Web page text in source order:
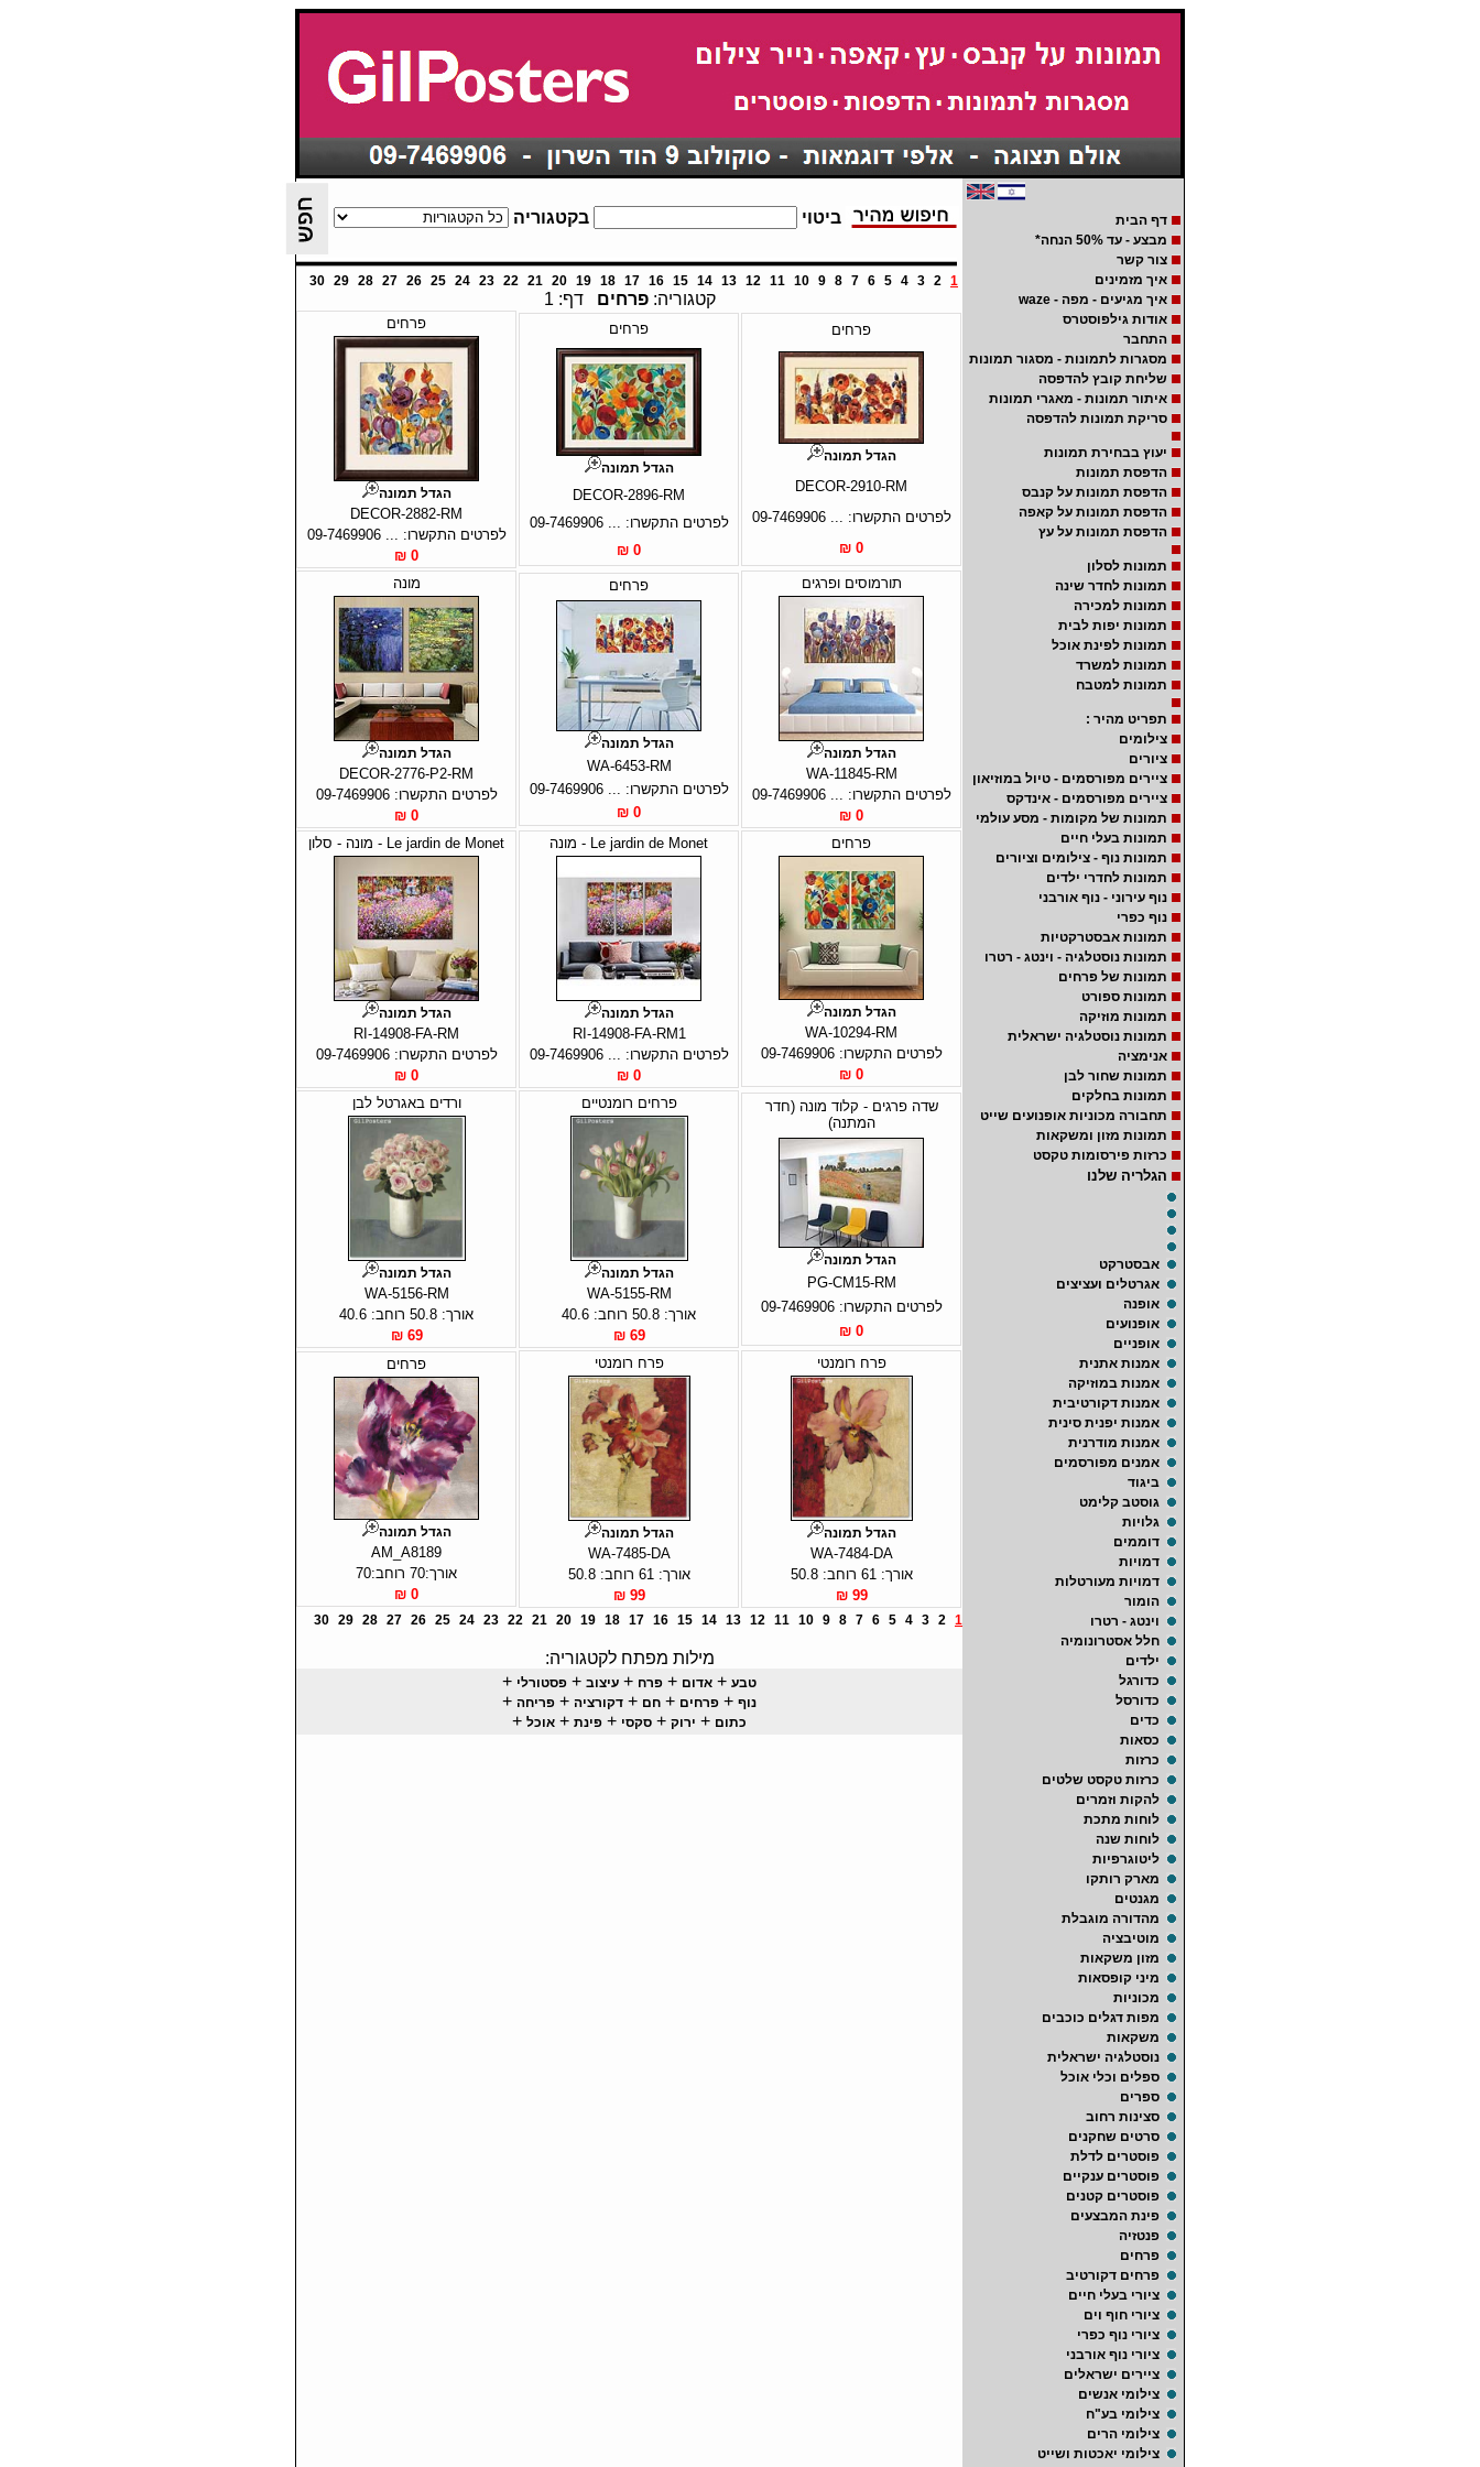
דף הבית
מבצע - עד 50% הנחה*
צור קשר
איך מזמינים
איך מגיעים - מפה - waze
אודות גילפוסטרס
התחבר
מסגרות לתמונות - מסגור תמונות
שליחת קובץ להדפסה
איתור תמונות - מאגרי תמונות
סריקת תמונות להדפסה
יעוץ בבחירת תמונות
הדפסת תמונות
הדפסת תמונות על קנבס
הדפסת תמונות על קאפה
הדפסת תמונות על עץ
תמונות לסלון
תמונות לחדר שינה
תמונות למכירה
תמונות יפות לבית
תמונות לפינת אוכל
תמונות למשרד
תמונות למטבח
תפריט מהיר :
צילומים
ציורים
ציירים מפורסמים - טיול במוזיאון
ציירים מפורסמים - אינדקס
תמונות של מקומות - מסע עולמי
תמונות בעלי חיים
תמונות נוף - צילומים וציורים
תמונות לחדרי ילדים
נוף עירוני - נוף אורבני
נוף כפרי
תמונות אבסטרקטיות
תמונות נוסטלגיה - וינטג - רטרו
תמונות של פרחים
תמונות ספורט
תמונות מוזיקה
תמונות נוסטלגיה ישראלית
אנימציה
תמונות שחור לבן
תמונות בחלקים
תחבורה מכוניות אופנועים שייט
תמונות מזון ומשקאות
כרזות פירסומות טקסט
הגלריה שלנו
אבסטרקט
אגרטלים ועציצים
אופנה
אופנועים
אופניים
אמנות אתנית
אמנות במוזיקה
אמנות דקורטיבית
אמנות יפנית סינית
אמנות מודרנית
אמנים מפורסמים
ביגוד
גוסטב קלימט
גלויות
דוממים
דמויות
דמויות מעורטלות
הומור
וינטג - רטרו
חלל אסטרונומיה
ילדים
כדורגל
כדורסל
כדים
כסאות
כרזות
כרזות טקסט שלטים
להקות וזמרים
לוחות מתכת
לוחות שנה
ליטוגרפיות
מארק רותקו
מגנטים
מהדורה מוגבלת
מוטיבציה
מזון משקאות
מיני קופסאות
מכוניות
מפות דגלים כוכבים
משקאות
נוסטלגיה ישראלית
ספלים וכלי אוכל
ספרים
סצינות רחוב
סרטים שחקנים
פוסטרים לדלת
פוסטרים ענקיים
פוסטרים קטנים
פינת המבצעים
פנטזיה
פרחים
פרחים דקורטיב
ציורי בעלי חיים
ציורי חוף וים
ציורי נוף כפרי
ציורי נוף אורבני
ציירים ישראלים
צילומי אנשים
צילומי בע"ח
צילומי הרים
צילומי יאכטות ושייט
ביטוי בקטגוריה
1
2
3
4
5
6
7
8
9
10
11
12
13
14
15
16
17
18
19
20
21
22
23
24
25
26
27
28
29
30
קטגוריה:פרחים דף: 1
פרחים
הגדל תמונה
DECOR-2910-RM
לפרטים התקשרו: ... 09-7469906
0 ₪
פרחים
הגדל תמונה
DECOR-2896-RM
לפרטים התקשרו: ... 09-7469906
0 ₪
פרחים
הגדל תמונה
DECOR-2882-RM
לפרטים התקשרו: ... 09-7469906
0 ₪
תורמוסים ופרגים
הגדל תמונה
WA-11845-RM
לפרטים התקשרו: ... 09-7469906
0 ₪
פרחים
הגדל תמונה
WA-6453-RM
לפרטים התקשרו: ... 09-7469906
0 ₪
מונה
הגדל תמונה
DECOR-2776-P2-RM
לפרטים התקשרו: 09-7469906
0 ₪
פרחים
הגדל תמונה
WA-10294-RM
לפרטים התקשרו: 09-7469906
0 ₪
Le jardin de Monet - מונה
הגדל תמונה
RI-14908-FA-RM1
לפרטים התקשרו: ... 09-7469906
0 ₪
Le jardin de Monet - מונה - סלון
הגדל תמונה
RI-14908-FA-RM
לפרטים התקשרו: 09-7469906
0 ₪
שדה פרגים - קלוד מונה (חדר
המתנה)
הגדל תמונה
PG-CM15-RM
לפרטים התקשרו: 09-7469906
0 ₪
פרחים רומנטיים
הגדל תמונה
WA-5155-RM
אורך: 50.8 רוחב: 40.6
69 ₪
ורדים באגרטל לבן
הגדל תמונה
WA-5156-RM
אורך: 50.8 רוחב: 40.6
69 ₪
פרח רומנטי
הגדל תמונה
WA-7484-DA
אורך: 61 רוחב: 50.8
99 ₪
פרח רומנטי
הגדל תמונה
WA-7485-DA
אורך: 61 רוחב: 50.8
99 ₪
פרחים
הגדל תמונה
AM_A8189
אורך:70 רוחב:70
0 ₪
1
2
3
4
5
6
7
8
9
10
11
12
13
14
15
16
17
18
19
20
21
22
23
24
25
26
27
28
29
30
מילות מפתח לקטגוריה:
טבע + אדום + פרח + עיצוב + פסטורלי +
נוף + פרחים + חם + דקורציה + פריחה +
כתום + ירוק + סקסי + פינת + אוכל +